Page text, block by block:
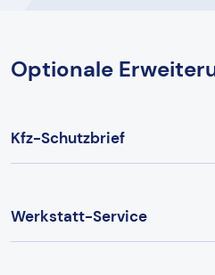
Optionale
Kfz-Schutzbrief
Werkstatt-Service